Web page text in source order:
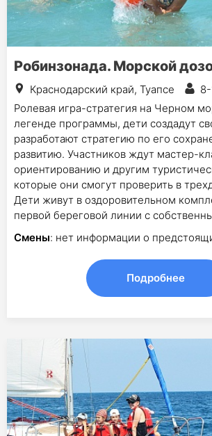
Робинзонада. Морской
Краснодарский край, Туапсе
Ролевая игра-стратегия на Черном
легенде программы, дети создадут
разработают стратегию по его
развитию. Участников ждут мастер-
ориентированию и другим
которые они смогут проверить в
Дети живут в оздоровительном
первой береговой линии с
Смены: нет информации о
Подробнее